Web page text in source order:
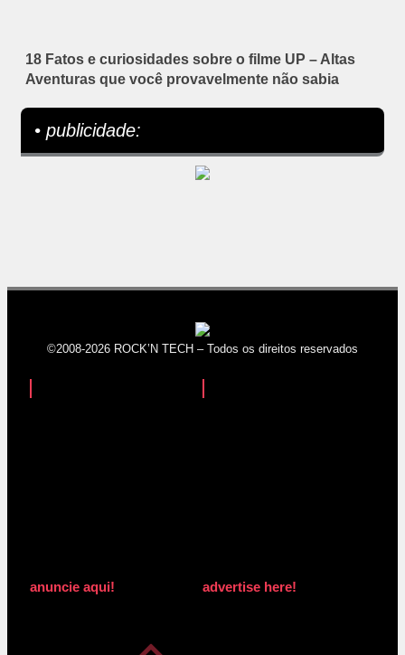
18 Fatos e curiosidades sobre o filme UP – Altas
Aventuras que você provavelmente não sabia
• publicidade:
©2008-2026 ROCK’N TECH – Todos os direitos reservados
anuncie aqui! advertise here!